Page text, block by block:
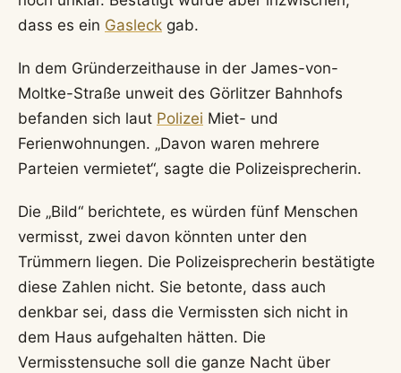
dass es ein Gasleck gab.
In dem Gründerzeithause in der James-von-
Moltke-Straße unweit des Görlitzer Bahnhofs
befanden sich laut Polizei Miet- und
Ferienwohnungen. „Davon waren mehrere
Parteien vermietet“, sagte die Polizeisprecherin.
Die „Bild“ berichtete, es würden fünf Menschen
vermisst, zwei davon könnten unter den
Trümmern liegen. Die Polizeisprecherin bestätigte
diese Zahlen nicht. Sie betonte, dass auch
denkbar sei, dass die Vermissten sich nicht in
dem Haus aufgehalten hätten. Die
Vermisstensuche soll die ganze Nacht über